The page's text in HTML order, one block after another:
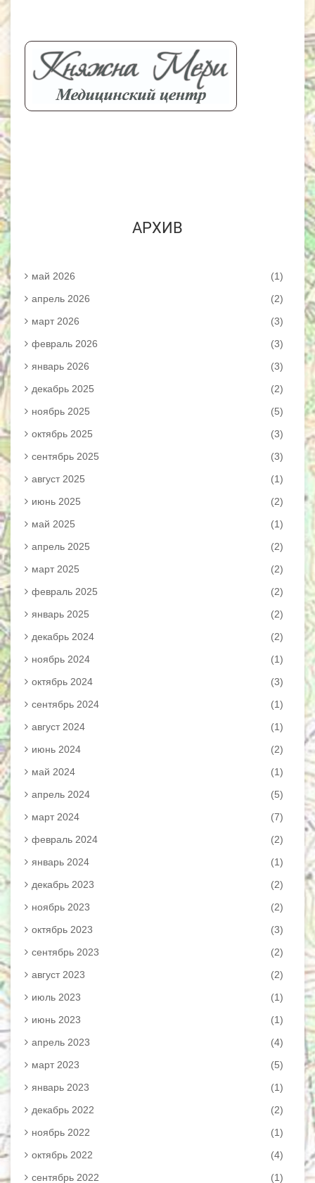
АРХИВ
май 2026
(1)
апрель 2026
(2)
март 2026
(3)
февраль 2026
(3)
январь 2026
(3)
декабрь 2025
(2)
ноябрь 2025
(5)
октябрь 2025
(3)
сентябрь 2025
(3)
август 2025
(1)
июнь 2025
(2)
май 2025
(1)
апрель 2025
(2)
март 2025
(2)
февраль 2025
(2)
январь 2025
(2)
декабрь 2024
(2)
ноябрь 2024
(1)
октябрь 2024
(3)
сентябрь 2024
(1)
август 2024
(1)
июнь 2024
(2)
май 2024
(1)
апрель 2024
(5)
март 2024
(7)
февраль 2024
(2)
январь 2024
(1)
декабрь 2023
(2)
ноябрь 2023
(2)
октябрь 2023
(3)
сентябрь 2023
(2)
август 2023
(2)
июль 2023
(1)
июнь 2023
(1)
апрель 2023
(4)
март 2023
(5)
январь 2023
(1)
декабрь 2022
(2)
ноябрь 2022
(1)
октябрь 2022
(4)
сентябрь 2022
(1)